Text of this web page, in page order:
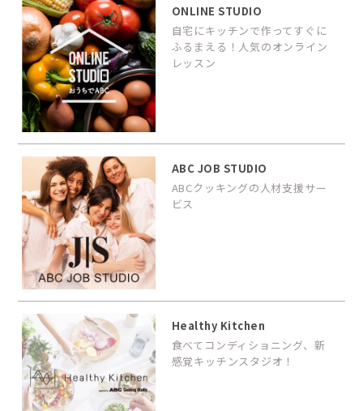
ONLINE STUDIO
自宅にキッチンで作ってすぐに
ふるまえる！人気のオンライン
レッスン
ABC JOB STUDIO
ABCクッキングの人材支援サー
ビス
Healthy Kitchen
食べてコンディショニング、新
感覚キッチンスタジオ！